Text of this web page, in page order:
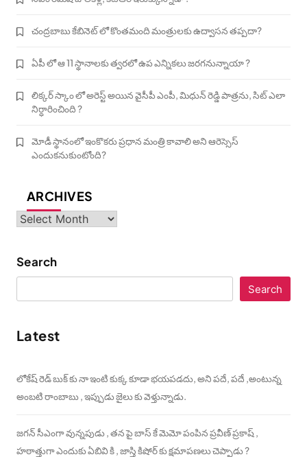
చంద్రబాబు కేబినెట్ లో కొంతమంది మంత్రులకు ఉద్వాసన తప్పదా?
ఏపీ లో ఆ 11 స్థానాలకు త్వరలో ఉప ఎన్నికలు జరగనున్నాయా ?
లిక్కర్ స్కాం లో అరెస్ట్ అయిన వైసీపీ ఎంపీ, మిధున్ రెడ్డి పాత్రను, సిట్ ఎలా
నిర్ధారించింది ?
మోడీ స్థానంలో ఇంకొకరు ప్రధాన మంత్రి కావాలి అని ఆరెస్సెస్‌
ఎందుకనుకుంటోంది?
ARCHIVES
Archives
Search
Search
Latest
లోకేష్ రెడ్ బుక్ కు నా ఇంటి కుక్క కూడా భయపడదు, అని పదే, పదే ,అంటున్న
అంబటి రాంబాబు , ఇప్పుడు జైలు కు వెళ్తున్నాడు.
జగన్ సీఎంగా వున్నపుడు , తన పై బాస్ కే మెమో పంపిన ప్రవీణ్ ప్రకాష్ ,
హఠాత్తుగా ఎందుకు ఏబివి కి , జాస్తి కిషోర్ కు క్షమాపణలు చెప్పాడు ?